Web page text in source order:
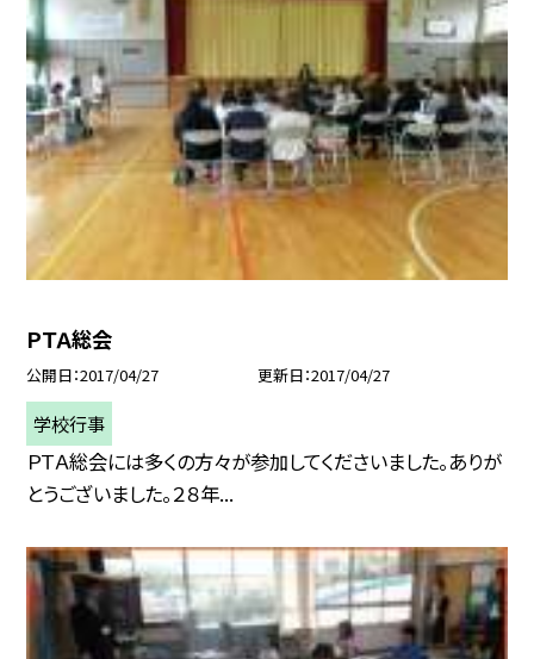
ＰＴＡ総会
公開日 2017/04/27 更新日 2017/04/27
学校行事
ＰＴＡ総会には多くの方々が参加してくださいました。ありが
とうございました。２８年...